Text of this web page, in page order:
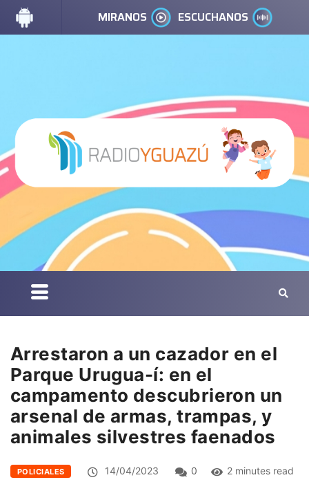
MIRANOS ESCUCHANOS
Arrestaron a un cazador en el
Parque Urugua-í: en el
campamento descubrieron un
arsenal de armas, trampas, y
animales silvestres faenados
POLICIALES 14/04/2023 0 2 minutes read